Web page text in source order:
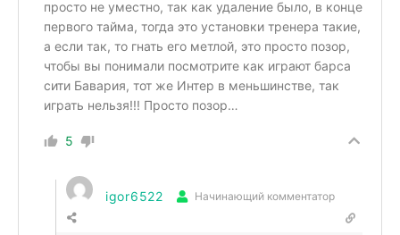
просто не уместно, так как удаление было, в конце
первого тайма, тогда это установки тренера такие,
а если так, то гнать его метлой, это просто позор,
чтобы вы понимали посмотрите как играют барса
сити Бавария, тот же Интер в меньшинстве, так
играть нельзя!!! Просто позор…
5
igor6522 Начинающий комментатор